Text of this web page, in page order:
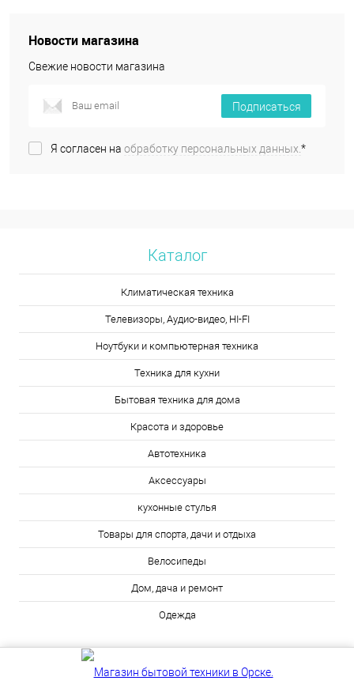
Новости магазина
Свежие новости магазина
Подписаться
Я согласен на обработку персональных данных.*
Каталог
Климатическая техника
Телевизоры, Аудио-видео, HI-FI
Ноутбуки и компьютерная техника
Техника для кухни
Бытовая техника для дома
Красота и здоровье
Автотехника
Аксессуары
кухонные стулья
Товары для спорта, дачи и отдыха
Велосипеды
Дом, дача и ремонт
Одежда